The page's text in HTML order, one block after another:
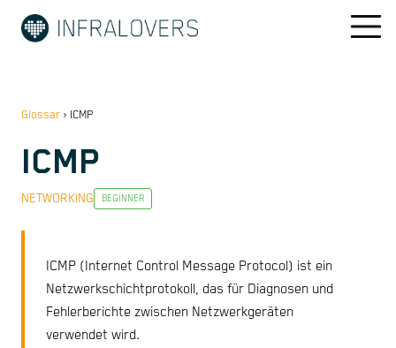
Glossar › ICMP
ICMP
NETWORKING BEGINNER
ICMP (Internet Control Message Protocol) ist ein
Netzwerkschichtprotokoll, das für Diagnosen und
Fehlerberichte zwischen Netzwerkgeräten
verwendet wird.